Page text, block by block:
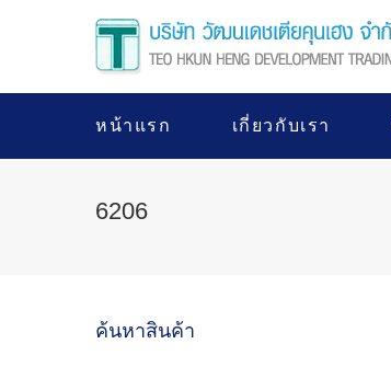
หน้าแรก เกี่ยวกับเรา
6206
ค้นหาสินค้า